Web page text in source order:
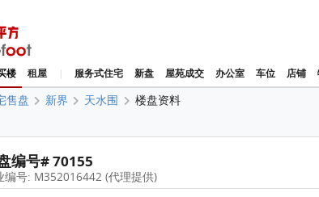
楼 租屋 | 服务式住宅 新盘 屋苑成交 办公室 车位 店铺
售盘 新界 天水围 楼盘资料
编号# 70155
编号: M352016442 (代理提供)